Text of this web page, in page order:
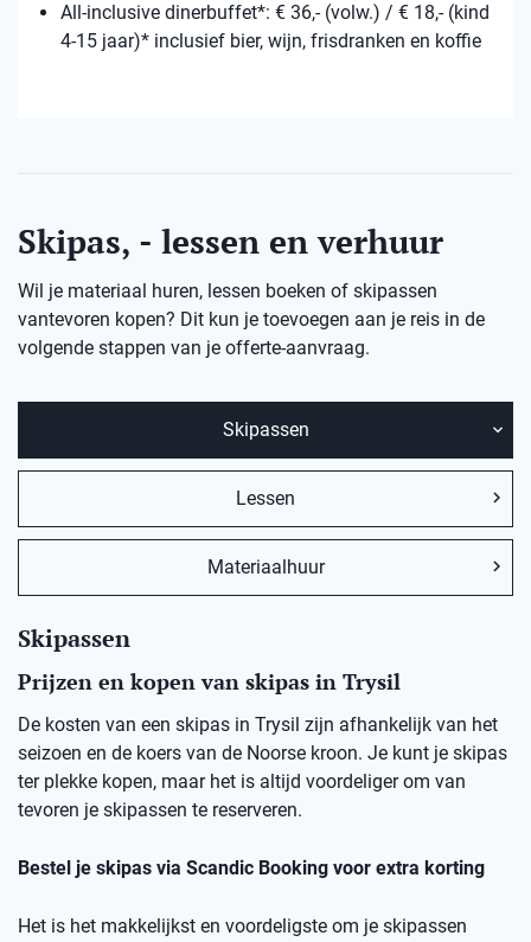
All-inclusive dinerbuffet*: € 36,- (volw.) / € 18,- (kind
4-15 jaar)* inclusief bier, wijn, frisdranken en koffie
Skipas, - lessen en verhuur
Wil je materiaal huren, lessen boeken of skipassen
vantevoren kopen? Dit kun je toevoegen aan je reis in de
volgende stappen van je offerte-aanvraag.
Skipassen
Lessen
Materiaalhuur
Skipassen
Prijzen en kopen van skipas in Trysil
De kosten van een skipas in Trysil zijn afhankelijk van het
seizoen en de koers van de Noorse kroon. Je kunt je skipas
ter plekke kopen, maar het is altijd voordeliger om van
tevoren je skipassen te reserveren.
Bestel je skipas via Scandic Booking voor extra korting
Het is het makkelijkst en voordeligste om je skipassen